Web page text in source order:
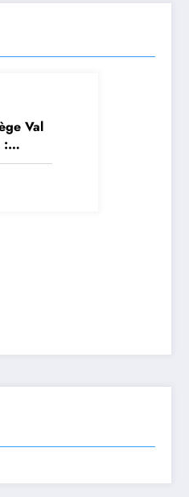
Val
: